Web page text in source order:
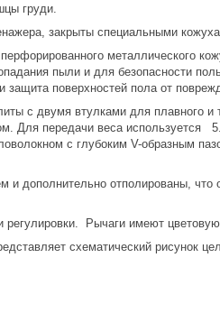
груди.
закрыты специальными
металлического
пыли и для безопасности
защита поверхностей пола от
с двумя втулками для плавного и
Для передачи веса используется
с глубоким V-образным
дополнительно отполированы, что
Рычаги имеют
схематический рисунок